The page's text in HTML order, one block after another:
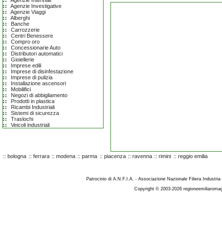
Agenzie Investigative
Agenzie Viaggi
Alberghi
Banche
Carrozzerie
Centri Benessere
Compro oro
Concessionarie Auto
Distributori automatici
Gioiellerie
Imprese edili
Imprese di disinfestazione
Imprese di pulizia
Installazione ascensori
Mobilifici
Negozi di abbigliamento
Prodotti in plastica
Ricambi Industriali
Sistemi di sicurezza
Traslochi
Veicoli industriali
:: bologna :: ferrara :: modena :: parma :: piacenza :: ravenna :: rimini :: reggio emilia
Patrocinio di A.N.F.I.A. - Associazione Nazionale Filiera
Copyright © 2003-2026